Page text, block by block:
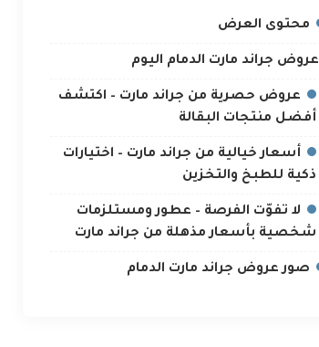
محتوى العرض
عروض جراند مارت الدمام اليوم
عروض حصرية من جراند مارت – اكتشف
أفضل منتجات البقالة
أسعار خيالية من جراند مارت – اختيارات
ذكية للطبخ والتخزين
لا تفوّت الفرصة – عطور ومستلزمات
شخصية بأسعار مذهلة من جراند مارت
صور عروض جراند مارت الدمام